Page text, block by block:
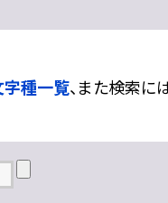
字種一覧、また検索に